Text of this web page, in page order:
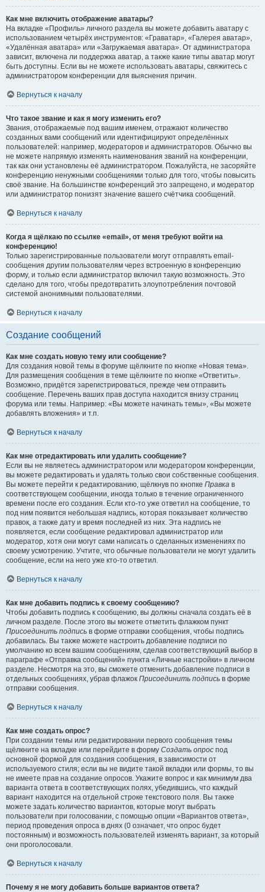
Как мне включить отображение аватары?
На вкладке «Профиль» личного раздела вы можете добавить аватару с
использованием четырёх инструментов: «Граватар», «Галерея аватар»,
«Удалённая аватара» или «Загружаемая аватара». От администратора
зависит, включена ли поддержка аватар, а также какие типы аватар могут
быть доступны. Если вы не можете использовать аватары, свяжитесь с
администратором конференции для выяснения причин.
Вернуться к началу
Что такое звание и как я могу изменить его?
Звания, отображаемые под вашим именем, отражают количество
созданных вами сообщений или идентифицируют определённых
пользователей: например, модераторов и администраторов. Обычно вы
не можете напрямую изменять наименования званий на конференции,
так как они установлены её администратором. Пожалуйста, не засоряйте
конференцию ненужными сообщениями только для того, чтобы повысить
своё звание. На большинстве конференций это запрещено, и модератор
или администратор понизят значение вашего счётчика сообщений.
Вернуться к началу
Когда я щёлкаю по ссылке «email», от меня требуют войти на
конференцию!
Только зарегистрированные пользователи могут отправлять email-
сообщения другим пользователям через встроенную в конференцию
форму, и только если администратор включил такую возможность. Это
сделано для того, чтобы предотвратить злоупотребления почтовой
системой анонимными пользователями.
Вернуться к началу
Создание сообщений
Как мне создать новую тему или сообщение?
Для создания новой темы в форуме щёлкните по кнопке «Новая тема».
Для размещения сообщения в теме щёлкните по кнопке «Ответить».
Возможно, придётся зарегистрироваться, прежде чем отправить
сообщение. Перечень ваших прав доступа находится внизу страниц
форума или темы. Например: «Вы можете начинать темы», «Вы можете
добавлять вложения» и т.п.
Вернуться к началу
Как мне отредактировать или удалить сообщение?
Если вы не являетесь администратором или модератором конференции,
вы можете редактировать и удалять только свои собственные сообщения.
Вы можете перейти к редактированию, щёлкнув по кнопке Правка в
соответствующем сообщении, иногда только в течение ограниченного
времени после его создания. Если кто-то уже ответил на сообщение, то
под ним появится небольшая надпись, которая показывает количество
правок, а также дату и время последней из них. Эта надпись не
появляется, если сообщение редактировал администратор или
модератор, хотя они могут сами написать о сделанных изменениях по
своему усмотрению. Учтите, что обычные пользователи не могут удалить
сообщение, если на него уже кто-то ответил.
Вернуться к началу
Как мне добавить подпись к своему сообщению?
Чтобы добавить подпись к сообщению, вы должны сначала создать её в
личном разделе. После этого вы можете отметить флажком пункт
Присоединить подпись в форме отправки сообщения, чтобы подпись
добавилась. Вы также можете настроить добавление подписи по
умолчанию ко всем вашим сообщениям, сделав соответствующий выбор в
параграфе «Отправка сообщений» пункта «Личные настройки» в личном
разделе. Несмотря на это, вы сможете отменить добавление подписи в
отдельных сообщениях, убрав флажок Присоединить подпись в форме
отправки сообщения.
Вернуться к началу
Как мне создать опрос?
При создании темы или редактировании первого сообщения темы
щёлкните на вкладке или перейдите в форму Создать опрос под
основной формой для создания сообщения, в зависимости от
используемого стиля; если вы не видите такой вкладки или формы, то вы
не имеете прав на создание опросов. Укажите вопрос и как минимум два
варианта ответа в соответствующих полях, убедившись, что каждый
вариант находится на отдельной строке текстового поля. Вы также
можете задать количество вариантов, которые могут выбрать
пользователи при голосовании, с помощью опции «Вариантов ответа»,
период проведения опроса в днях (0 означает, что опрос будет
постоянным) и возможность пользователей изменять вариант, за который
они проголосовали.
Вернуться к началу
Почему я не могу добавить больше вариантов ответа?